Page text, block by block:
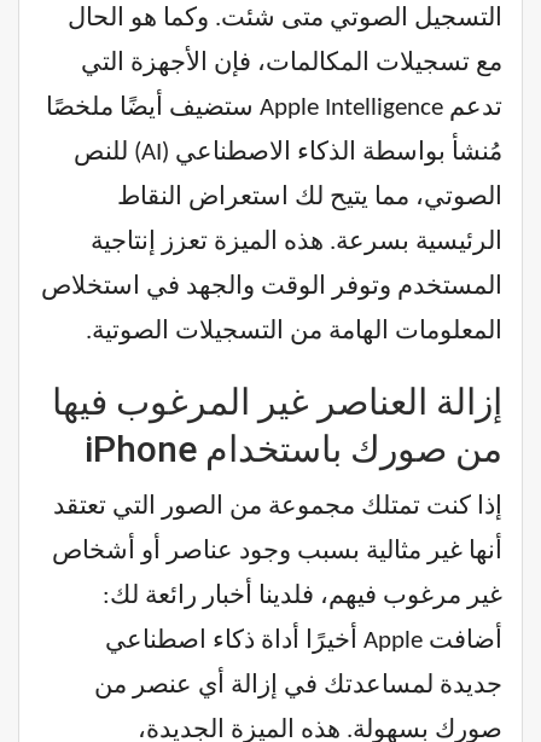
التسجيل الصوتي متى شئت. وكما هو الحال
مع تسجيلات المكالمات، فإن الأجهزة التي
تدعم Apple Intelligence ستضيف أيضًا ملخصًا
مُنشأ بواسطة الذكاء الاصطناعي (AI) للنص
الصوتي، مما يتيح لك استعراض النقاط
الرئيسية بسرعة. هذه الميزة تعزز إنتاجية
المستخدم وتوفر الوقت والجهد في استخلاص
المعلومات الهامة من التسجيلات الصوتية.
إزالة العناصر غير المرغوب فيها
من صورك باستخدام iPhone
إذا كنت تمتلك مجموعة من الصور التي تعتقد
أنها غير مثالية بسبب وجود عناصر أو أشخاص
غير مرغوب فيهم، فلدينا أخبار رائعة لك:
أضافت Apple أخيرًا أداة ذكاء اصطناعي
جديدة لمساعدتك في إزالة أي عنصر من
صورك بسهولة. هذه الميزة الجديدة،